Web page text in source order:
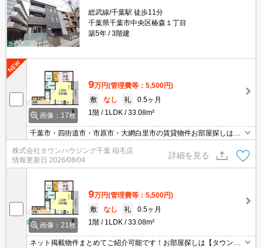
総武線/千葉駅 徒歩11分
千葉県千葉市中央区椿森１丁目
築5年
3階建
画像：17枚
9万円(管理費等：5,500円)
敷
なし 礼
0.5ヶ月
1階
1LDK 33.08m²
千葉市・四街道市・市原市・大網白里市の賃貸物件お部屋探しはタ
ウンハウジング稲毛店にお任せ下さい！０４３－２９０－８０７０
株式会社タウンハウジング千葉 稲毛店
情報更新日 2026/08/04
詳細を見る
画像：21枚
9万円(管理費等：5,500円)
敷
なし 礼
0.5ヶ月
1階
1LDK 33.08m²
ネット掲載物件まとめてご紹介可能です！お部屋探しは【タウンハ